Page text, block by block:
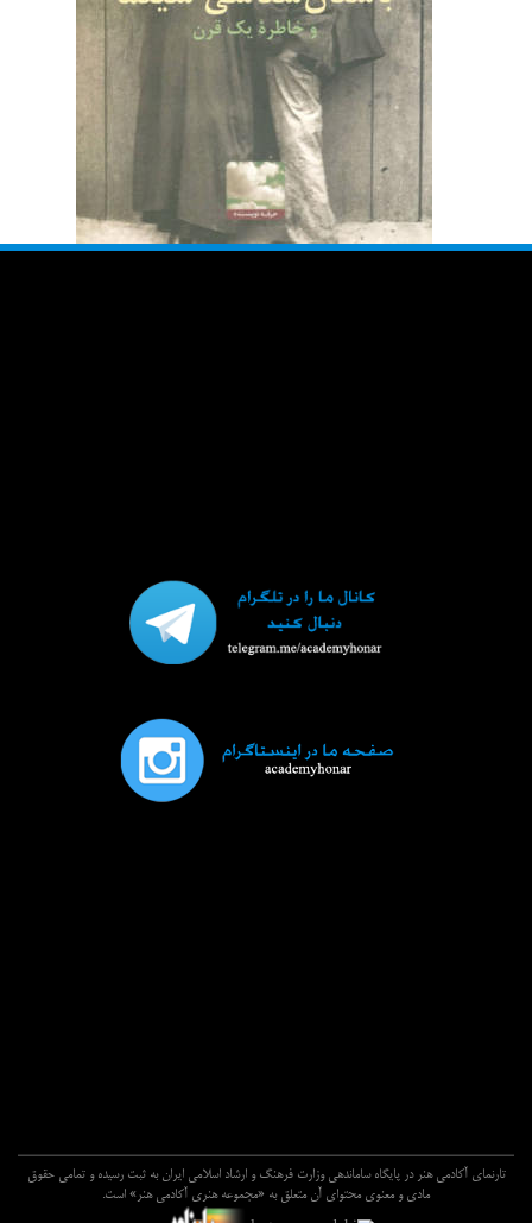
تارنماي آکادمي هنر در پايگاه ساماندهي وزارت فرهنگ و ارشاد اسلامي ايران به ثبت رسيده و تمامي حقوق
مادي و معنوي محتواي آن متعلق به «مجموعه هنري آکادمي هنر» است.